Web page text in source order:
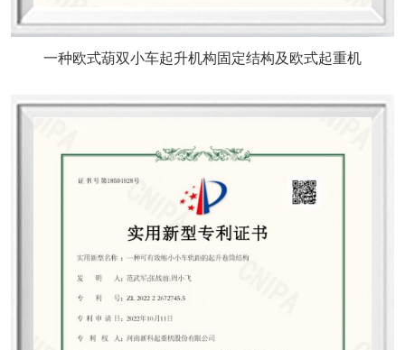
一种欧式葫双小车起升机构固定结构及欧式起重机